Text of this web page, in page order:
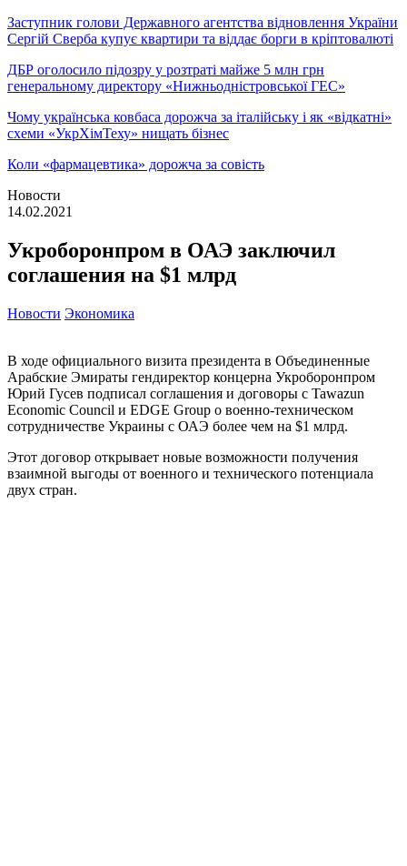
Заступник голови Державного агентства відновлення України
Сергій Сверба купує квартири та віддає борги в кріптовалюті
ДБР оголосило підозру у розтраті майже 5 млн грн
генеральному директору «Нижньодністровської ГЕС»
Чому українська ковбаса дорожча за італійську і як «відкатні»
схеми «УкрХімТеху» нищать бізнес
Коли «фармацевтика» дорожча за совість
Новости
14.02.2021
Укроборонпром в ОАЭ заключил
соглашения на $1 млрд
Новости Экономика
В ходе официального визита президента в Объединенные
Арабские Эмираты гендиректор концерна Укроборонпром
Юрий Гусев подписал соглашения и договоры с Tawazun
Economic Council и EDGE Group о военно-техническом
сотрудничестве Украины с ОАЭ более чем на $1 млрд.
Этот договор открывает новые возможности получения
взаимной выгоды от военного и технического потенциала
двух стран.